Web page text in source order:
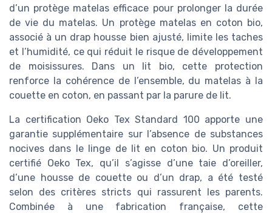
d’un protège matelas efficace pour prolonger la durée
de vie du matelas. Un protège matelas en coton bio,
associé à un drap housse bien ajusté, limite les taches
et l’humidité, ce qui réduit le risque de développement
de moisissures. Dans un lit bio, cette protection
renforce la cohérence de l’ensemble, du matelas à la
couette en coton, en passant par la parure de lit.
La certification Oeko Tex Standard 100 apporte une
garantie supplémentaire sur l’absence de substances
nocives dans le linge de lit en coton bio. Un produit
certifié Oeko Tex, qu’il s’agisse d’une taie d’oreiller,
d’une housse de couette ou d’un drap, a été testé
selon des critères stricts qui rassurent les parents.
Combinée à une fabrication française, cette